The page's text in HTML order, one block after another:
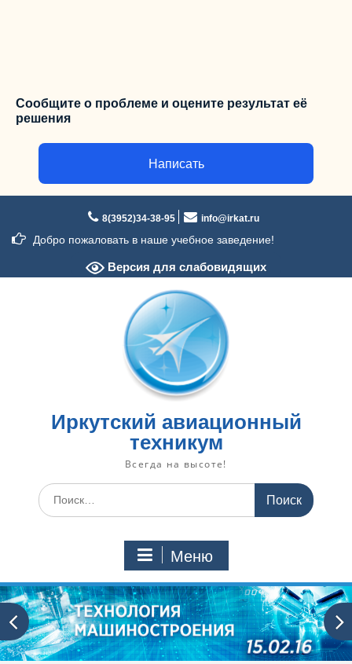
Сообщите о проблеме и оцените результат её
решения
Написать
содержимому
8(3952)34-38-95 info@irkat.ru
Добро пожаловать в наше учебное заведение!
Версия для слабовидящих
Иркутский авиационный
техникум
Всегда на высоте!
Искать:
Меню